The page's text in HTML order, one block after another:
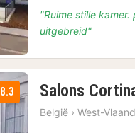
"Ruime stille
uitgebreid"
8.3 Salons
België › West-